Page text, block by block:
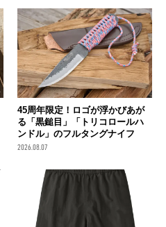
45周年限定！ロゴが浮かびあが
る「黒鎚目」「トリコロールハ
ンドル」のフルタングナイフ
2026.08.07